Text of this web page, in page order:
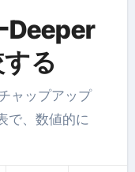
Deeper
る
ャップアップ
で、数値的に